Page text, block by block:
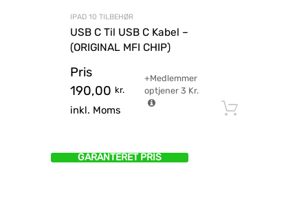
IPAD 10 TILBEHØR
USB C Til USB C Kabel –
(ORIGINAL MFI CHIP)
Pris
190,00 kr.
inkl. Moms
+Medlemmer
optjener3 Kr.
GARANTERET PRIS